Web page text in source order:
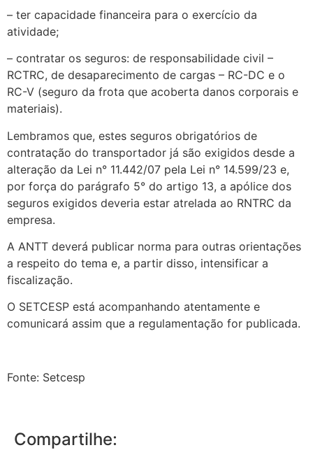
– ter capacidade financeira para o exercício da
atividade;
– contratar os seguros: de responsabilidade civil –
RCTRC, de desaparecimento de cargas – RC-DC e o
RC-V (seguro da frota que acoberta danos corporais e
materiais).
Lembramos que, estes seguros obrigatórios de
contratação do transportador já são exigidos desde a
alteração da Lei n° 11.442/07 pela Lei n° 14.599/23 e,
por força do parágrafo 5° do artigo 13, a apólice dos
seguros exigidos deveria estar atrelada ao RNTRC da
empresa.
A ANTT deverá publicar norma para outras orientações
a respeito do tema e, a partir disso, intensificar a
fiscalização.
O SETCESP está acompanhando atentamente e
comunicará assim que a regulamentação for publicada.
Fonte: Setcesp
Compartilhe: